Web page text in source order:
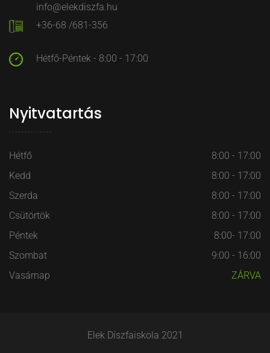
info@elekdiszfa.hu
+36-68 /681-356
Hétfő-Péntek - 8:00 - 17:00
Nyitvatartás
Hétfő
8:00 - 17:00
Kedd
8:00 - 17:00
Szerda
8:00 - 17:00
Csütörtök
8:00 - 17:00
Péntek
8:00- 17:00
Szombat
9:00 - 16:00
Vasárnap
ZÁRVA
Elek Díszfaiskola 2021